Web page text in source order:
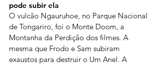
pode subir ela
O vulcão Ngauruhoe, no Parque Nacional
de Tongariro, foi o Monte Doom, a
Montanha da Perdição dos filmes. A
mesma que Frodo e Sam subiram
exaustos para destruir o Um Anel. A